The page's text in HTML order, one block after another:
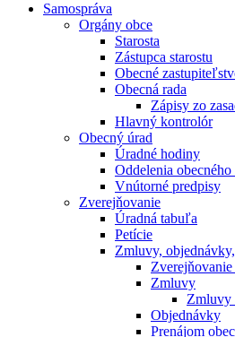
Samospráva
Orgány obce
Starosta
Zástupca starostu
Obecné
Obecná rada
Zápisy zo
Hlavný kontrolór
Obecný úrad
Úradné hodiny
Oddelenia obecného
Vnútorné predpisy
Zverejňovanie
Úradná tabuľa
Petície
Zmluvy,
Zmluvy
Zmluvy
Objednávky
Prenájom